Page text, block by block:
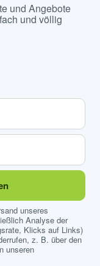
und Angebote
und völlig
unseres
Analyse der
Klicks auf Links)
z. B. über den
unseren